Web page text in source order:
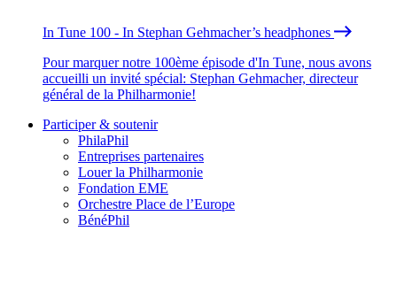
In Tune 100 - In Stephan Gehmacher’s headphones
Pour marquer notre 100ème épisode d'In Tune, nous avons
accueilli un invité spécial: Stephan Gehmacher, directeur
général de la Philharmonie!
Participer & soutenir
PhilaPhil
Entreprises partenaires
Louer la Philharmonie
Fondation EME
Orchestre Place de l’Europe
BénéPhil